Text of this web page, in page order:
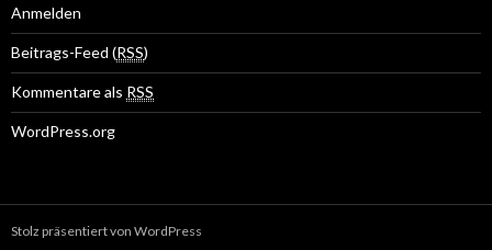
Anmelden
Beitrags-Feed (RSS)
Kommentare als RSS
WordPress.org
Stolz präsentiert von WordPress